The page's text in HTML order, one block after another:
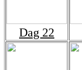
Dag 22